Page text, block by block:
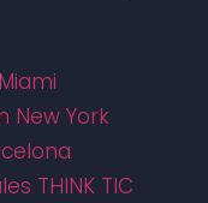
New York
THINK TIC